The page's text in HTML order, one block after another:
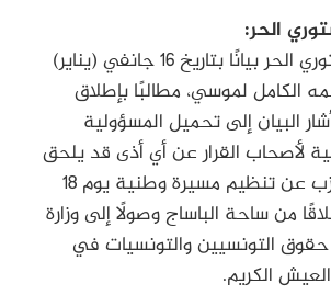
الحر:
أصدر الحزب الدستوري الحر بيانًا بتاريخ 16 جانفي (يناير)
دعمه الكامل لموسي، مطالبًا بإطلاق
البيان إلى تحميل المسؤولية
لأصحاب القرار عن أي أذى قد يلحق
بها. كما أعلن الحزب عن تنظيم مسيرة وطنية يوم 18
انطلاقًا من ساحة الباساج وصولًا إلى وزارة
حقوق التونسيين والتونسيات في
الكريم.